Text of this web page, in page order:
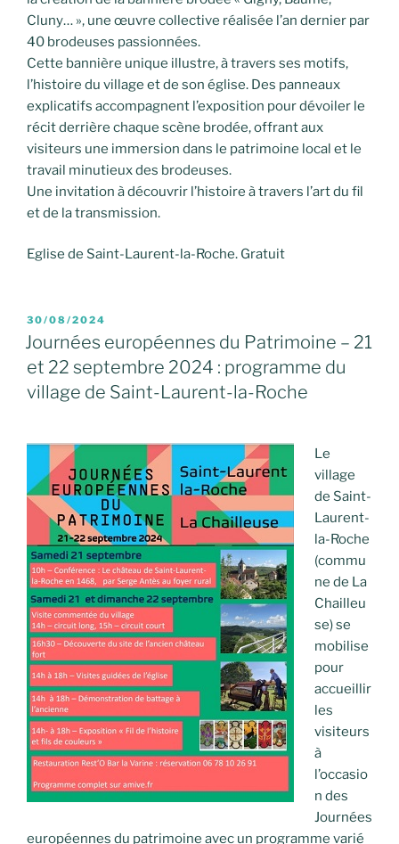
Cluny… », une œuvre collective réalisée l’an dernier par
40 brodeuses passionnées.
Cette bannière unique illustre, à travers ses motifs,
l’histoire du village et de son église. Des panneaux
explicatifs accompagnent l’exposition pour dévoiler le
récit derrière chaque scène brodée, offrant aux
visiteurs une immersion dans le patrimoine local et le
travail minutieux des brodeuses.
Une invitation à découvrir l’histoire à travers l’art du fil
et de la transmission.
Eglise de Saint-Laurent-la-Roche. Gratuit
PUBLIÉ
LE
30/08/2024
Journées européennes du Patrimoine – 21
et 22 septembre 2024 : programme du
village de Saint-Laurent-la-Roche
Le
village
de Saint-
Laurent-
la-Roche
(commu
ne de La
Chailleu
se) se
mobilise
pour
accueillir
les
visiteurs
à
l’occasio
n des
Journées
européennes du patrimoine avec un programme varié